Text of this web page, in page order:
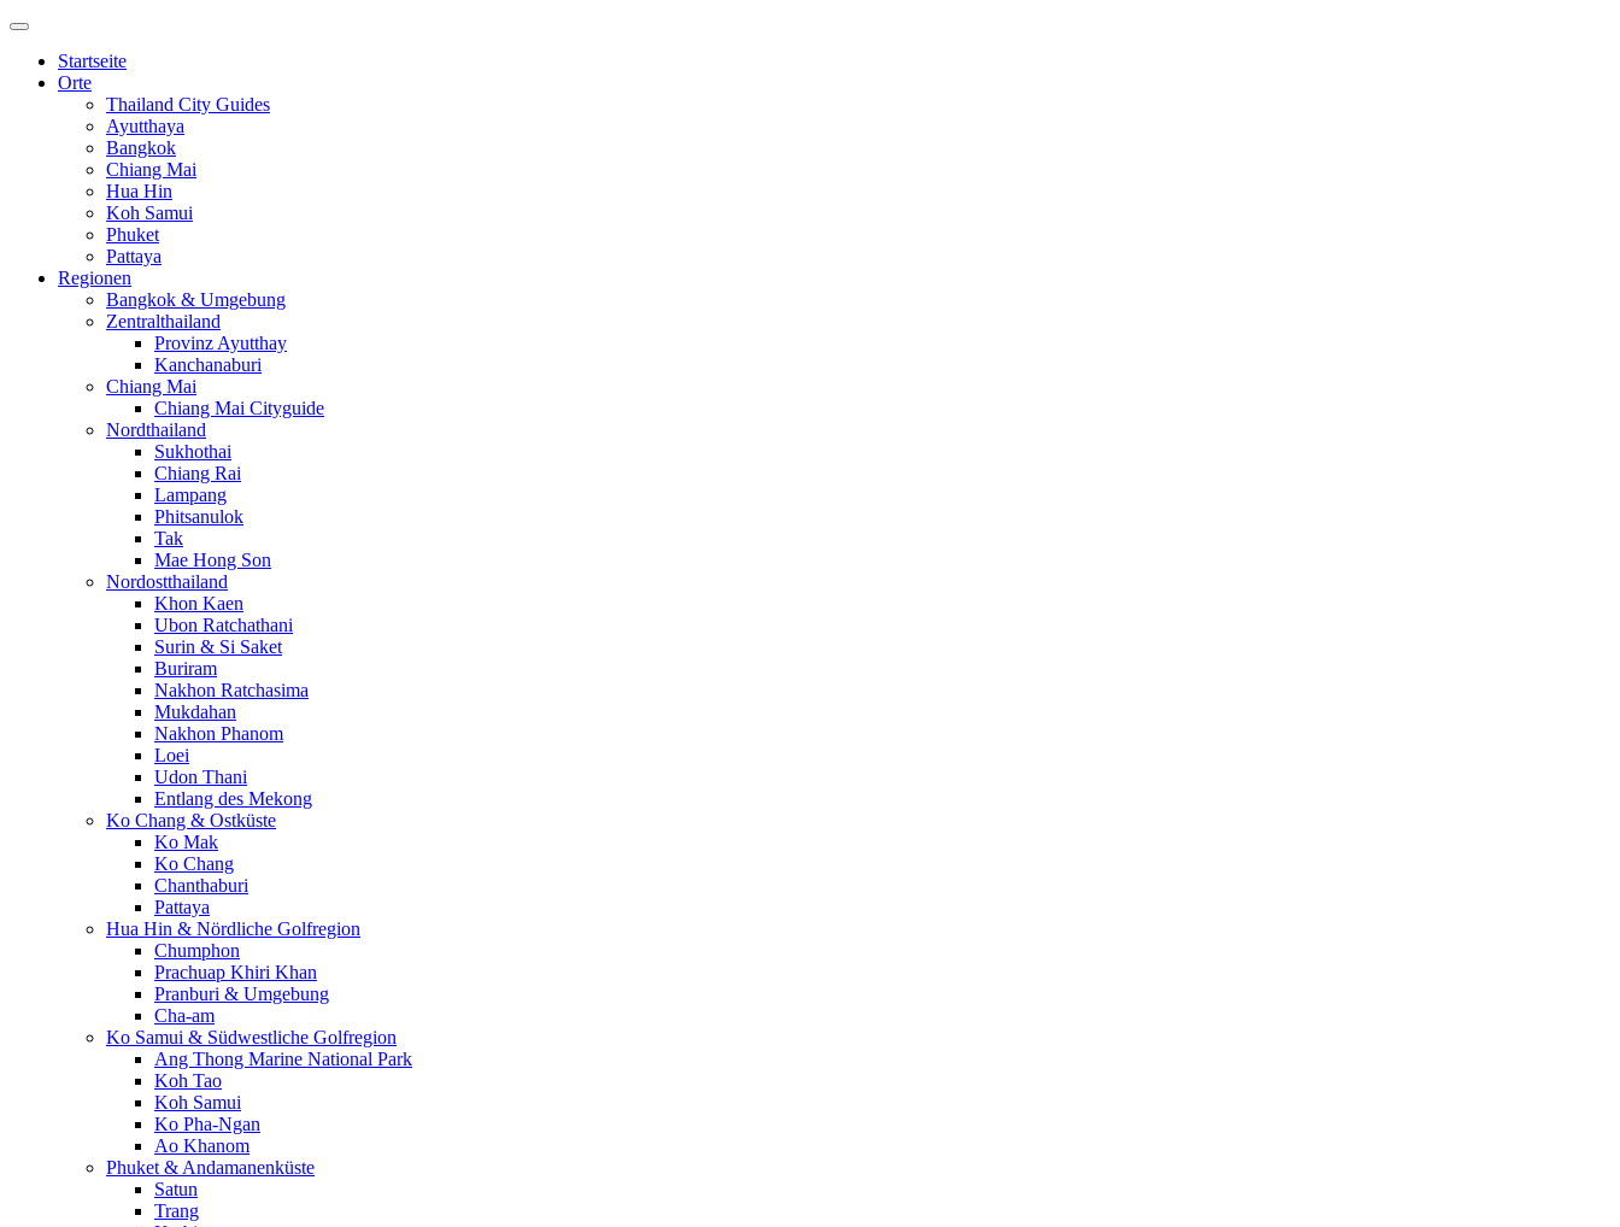
Startseite
Orte
Thailand City Guides
Ayutthaya
Bangkok
Chiang Mai
Hua Hin
Koh Samui
Phuket
Pattaya
Regionen
Bangkok & Umgebung
Zentralthailand
Provinz Ayutthay
Kanchanaburi
Chiang Mai
Chiang Mai Cityguide
Nordthailand
Sukhothai
Chiang Rai
Lampang
Phitsanulok
Tak
Mae Hong Son
Nordostthailand
Khon Kaen
Ubon Ratchathani
Surin & Si Saket
Buriram
Nakhon Ratchasima
Mukdahan
Nakhon Phanom
Loei
Udon Thani
Entlang des Mekong
Ko Chang & Ostküste
Ko Mak
Ko Chang
Chanthaburi
Pattaya
Hua Hin & Nördliche Golfregion
Chumphon
Prachuap Khiri Khan
Pranburi & Umgebung
Cha-am
Ko Samui & Südwestliche Golfregion
Ang Thong Marine National Park
Koh Tao
Koh Samui
Ko Pha-Ngan
Ao Khanom
Phuket & Andamanenküste
Satun
Trang